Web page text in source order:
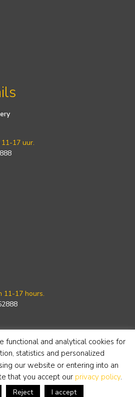
17 uur.
11-17 hours.
functional and analytical cookies for
statistics and personalized
our website or entering into an
that you accept our privacy policy.
Reject I accept